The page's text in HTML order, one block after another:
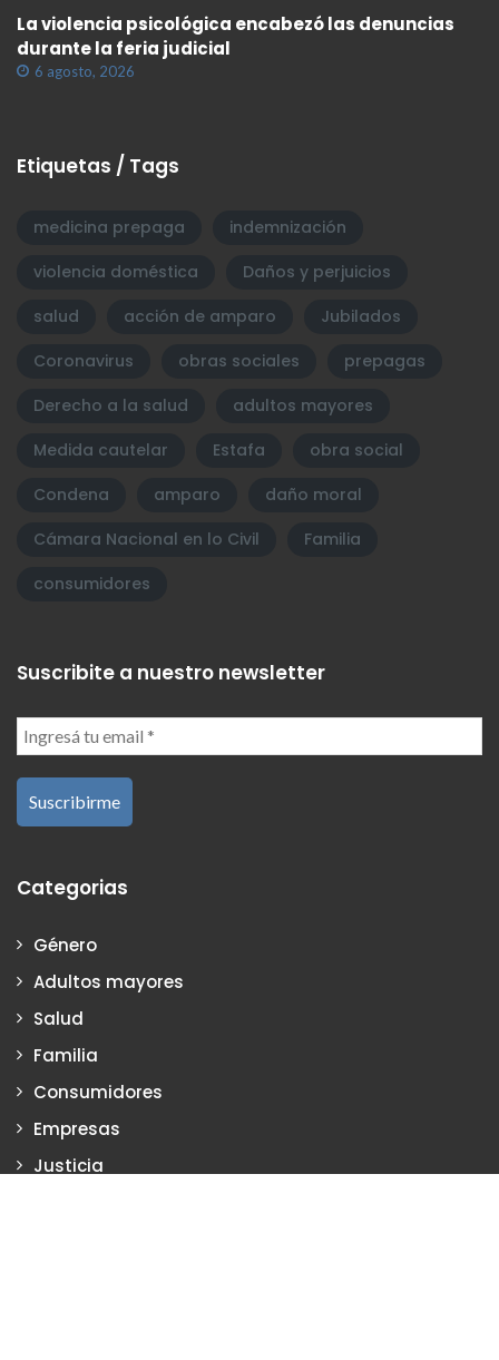
La violencia psicológica encabezó las denuncias
durante la feria judicial
6 agosto, 2026
Etiquetas / Tags
medicina prepaga
indemnización
violencia doméstica
Daños y perjuicios
salud
acción de amparo
Jubilados
Coronavirus
obras sociales
prepagas
Derecho a la salud
adultos mayores
Medida cautelar
Estafa
obra social
Condena
amparo
daño moral
Cámara Nacional en lo Civil
Familia
consumidores
Suscribite a nuestro newsletter
Categorias
Género
Adultos mayores
Salud
Familia
Consumidores
Empresas
Justicia